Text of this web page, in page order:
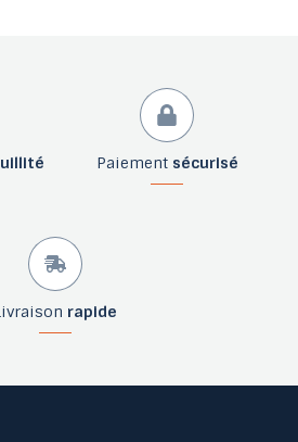
Paiement sécurisé
rapide